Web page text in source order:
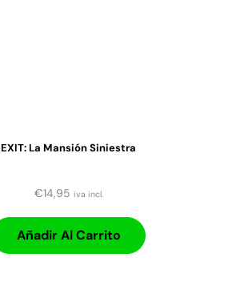
EXIT: La Mansión Siniestra
€14,95 iva incl.
Añadir Al Carrito